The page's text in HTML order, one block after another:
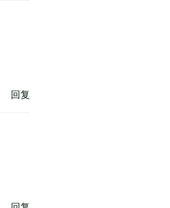
回复